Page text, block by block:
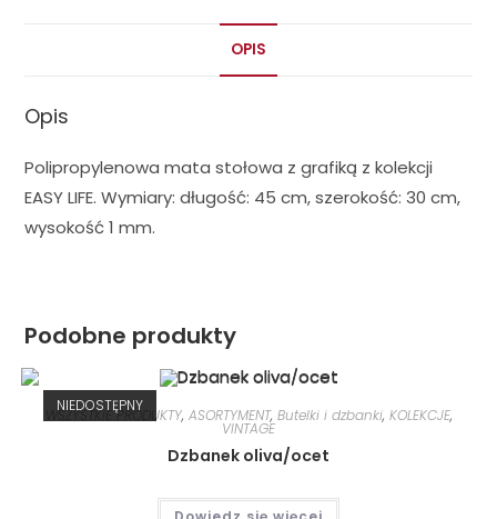
OPIS
Opis
Polipropylenowa mata stołowa z grafiką z kolekcji
EASY LIFE. Wymiary: długość: 45 cm, szerokość: 30 cm,
wysokość 1 mm.
Podobne produkty
NIEDOSTĘPNY
WSZYSTKIE PRODUKTY, ASORTYMENT, Butelki i dzbanki, KOLEKCJE,
VINTAGE
Dzbanek oliva/ocet